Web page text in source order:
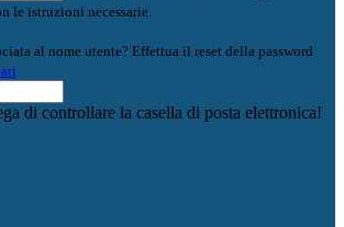
le istruzioni necessarie.
al nome utente? Effettua il reset della password
di controllare la casella di posta elettronica!